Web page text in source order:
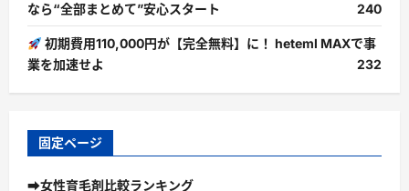
なら“全部まとめて”安心スタート
240
初期費用110,000円が【完全無料】に！ heteml MAXで事
業を加速せよ
232
固定ページ
➡女性育毛剤比較ランキング